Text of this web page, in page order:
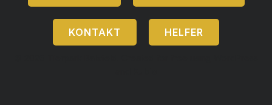
KONTAKT HELFER